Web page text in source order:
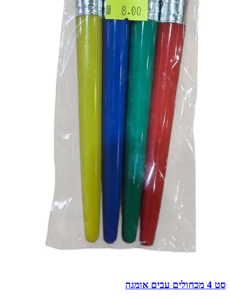
סט 4 מכחולים עבים אומגה